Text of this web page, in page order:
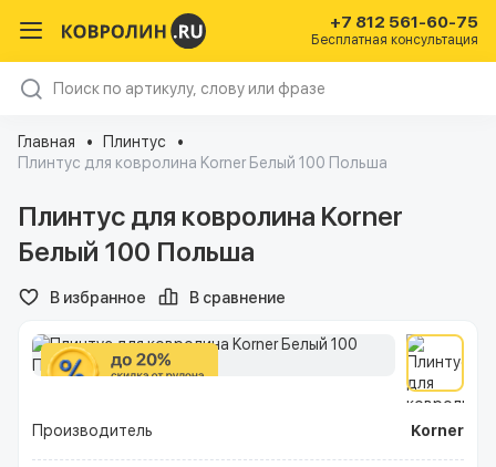
+7 812 561-60-75
Бесплатная консультация
Главная
Плинтус
Плинтус для ковролина Korner Белый 100 Польша
Плинтус для ковролина Korner
Белый 100 Польша
В избранное В сравнение
Производитель Korner